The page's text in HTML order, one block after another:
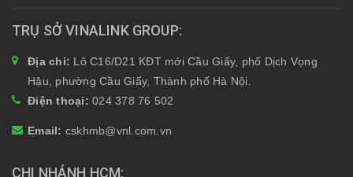
TRỤ SỞ VINALINK GROUP
Địa chỉ: Lô C16/D21 KĐT mới Cầu Giấy, phố Dịch Vọng
Hậu, phường Cầu Giấy, Thành phố Hà Nội.
Điện thoại: 024 378 76 502
Email: cskhmb@vnl.com.vn
CHI NHÁNH HCM